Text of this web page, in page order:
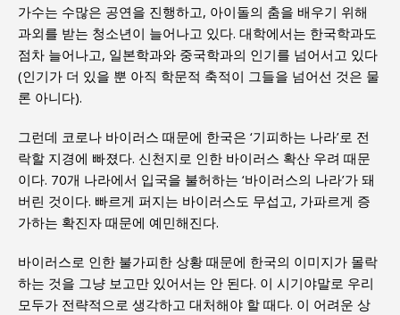
가수는 수많은 공연을 진행하고, 아이돌의 춤을 배우기 위해
과외를 받는 청소년이 늘어나고 있다. 대학에서는 한국학과도
점차 늘어나고, 일본학과와 중국학과의 인기를 넘어서고 있다
(인기가 더 있을 뿐 아직 학문적 축적이 그들을 넘어선 것은 물
론 아니다).
그런데 코로나 바이러스 때문에 한국은 ‘기피하는 나라’로 전
락할 지경에 빠졌다. 신천지로 인한 바이러스 확산 우려 때문
이다. 70개 나라에서 입국을 불허하는 ‘바이러스의 나라’가 돼
버린 것이다. 빠르게 퍼지는 바이러스도 무섭고, 가파르게 증
가하는 확진자 때문에 예민해진다.
바이러스로 인한 불가피한 상황 때문에 한국의 이미지가 몰락
하는 것을 그냥 보고만 있어서는 안 된다. 이 시기야말로 우리
모두가 전략적으로 생각하고 대처해야 할 때다. 이 어려운 상